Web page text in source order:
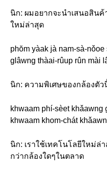
นิก: ผมอยากจะนำเสนอสินค้
ใหม่ล่าสุด
phŏm yàak jà nam-sà-
glâwng thàai-rûup rûn mài
นิก: ความพิเศษของกล้องตั
khwaam phí-sèet khǎawng
khwaam khom-chát
นิก: เราใช้เทคโนโลยีใหม่ล่
กว่ากล้องใดๆในตลาด